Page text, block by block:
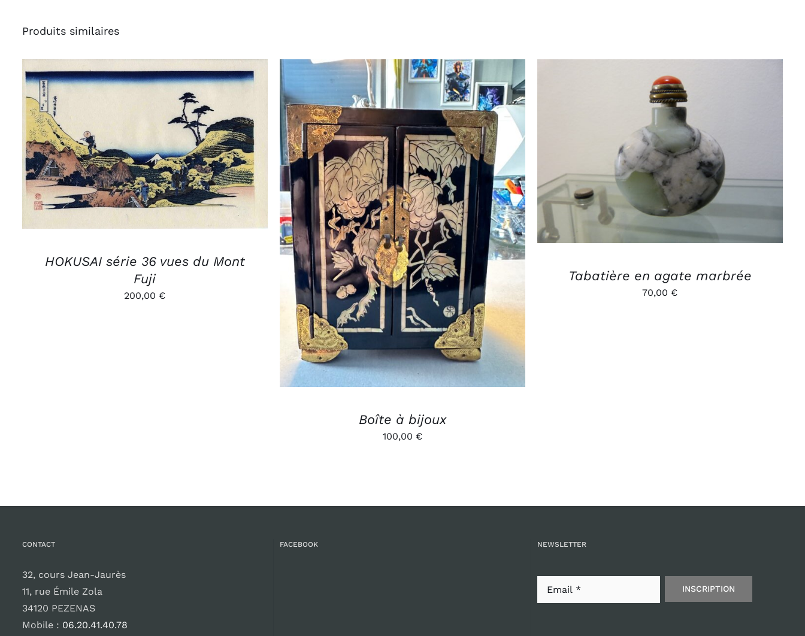
Produits similaires
AJOUTER AU PANIER / APERÇU
HOKUSAI série 36 vues du Mont
Fuji
200,00 €
AJOUTER AU PANIER / APERÇU
Boîte à bijoux
100,00 €
AJOUTER AU PANIER / APERÇU
Tabatière en agate marbrée
70,00 €
CONTACT
32, cours Jean-Jaurès
11, rue Émile Zola
34120 PEZENAS
Mobile : 06.20.41.40.78
FACEBOOK NEWSLETTER
INSCRIPTION